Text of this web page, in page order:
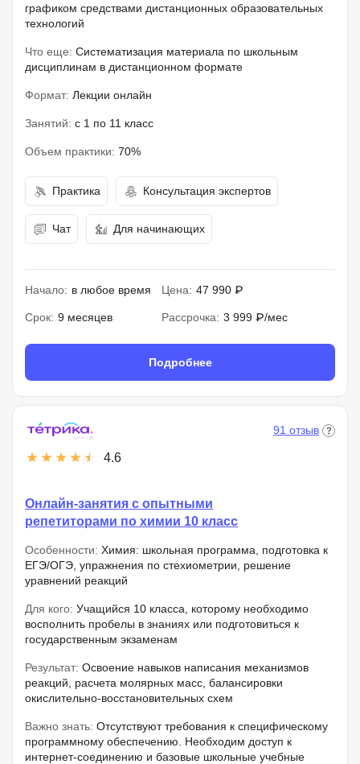
графиком средствами дистанционных образовательных
технологий
Что еще: Систематизация материала по школьным
дисциплинам в дистанционном формате
Формат: Лекции онлайн
Занятий: с 1 по 11 класс
Объем практики: 70%
Практика Консультация экспертов
Чат Для начинающих
Начало: в любое время Цена: 47 990 ₽
Срок: 9 месяцев Рассрочка: 3 999 ₽/мес
Подробнее
4.6
91 отзыв
Онлайн-занятия с опытными
репетиторами по химии 10 класс
Особенности: Химия: школьная программа, подготовка к
ЕГЭ/ОГЭ, упражнения по стехиометрии, решение
уравнений реакций
Для кого: Учащийся 10 класса, которому необходимо
восполнить пробелы в знаниях или подготовиться к
государственным экзаменам
Результат: Освоение навыков написания механизмов
реакций, расчета молярных масс, балансировки
окислительно-восстановительных схем
Важно знать: Отсутствуют требования к специфическому
программному обеспечению. Необходим доступ к
интернет-соединению и базовые школьные учебные